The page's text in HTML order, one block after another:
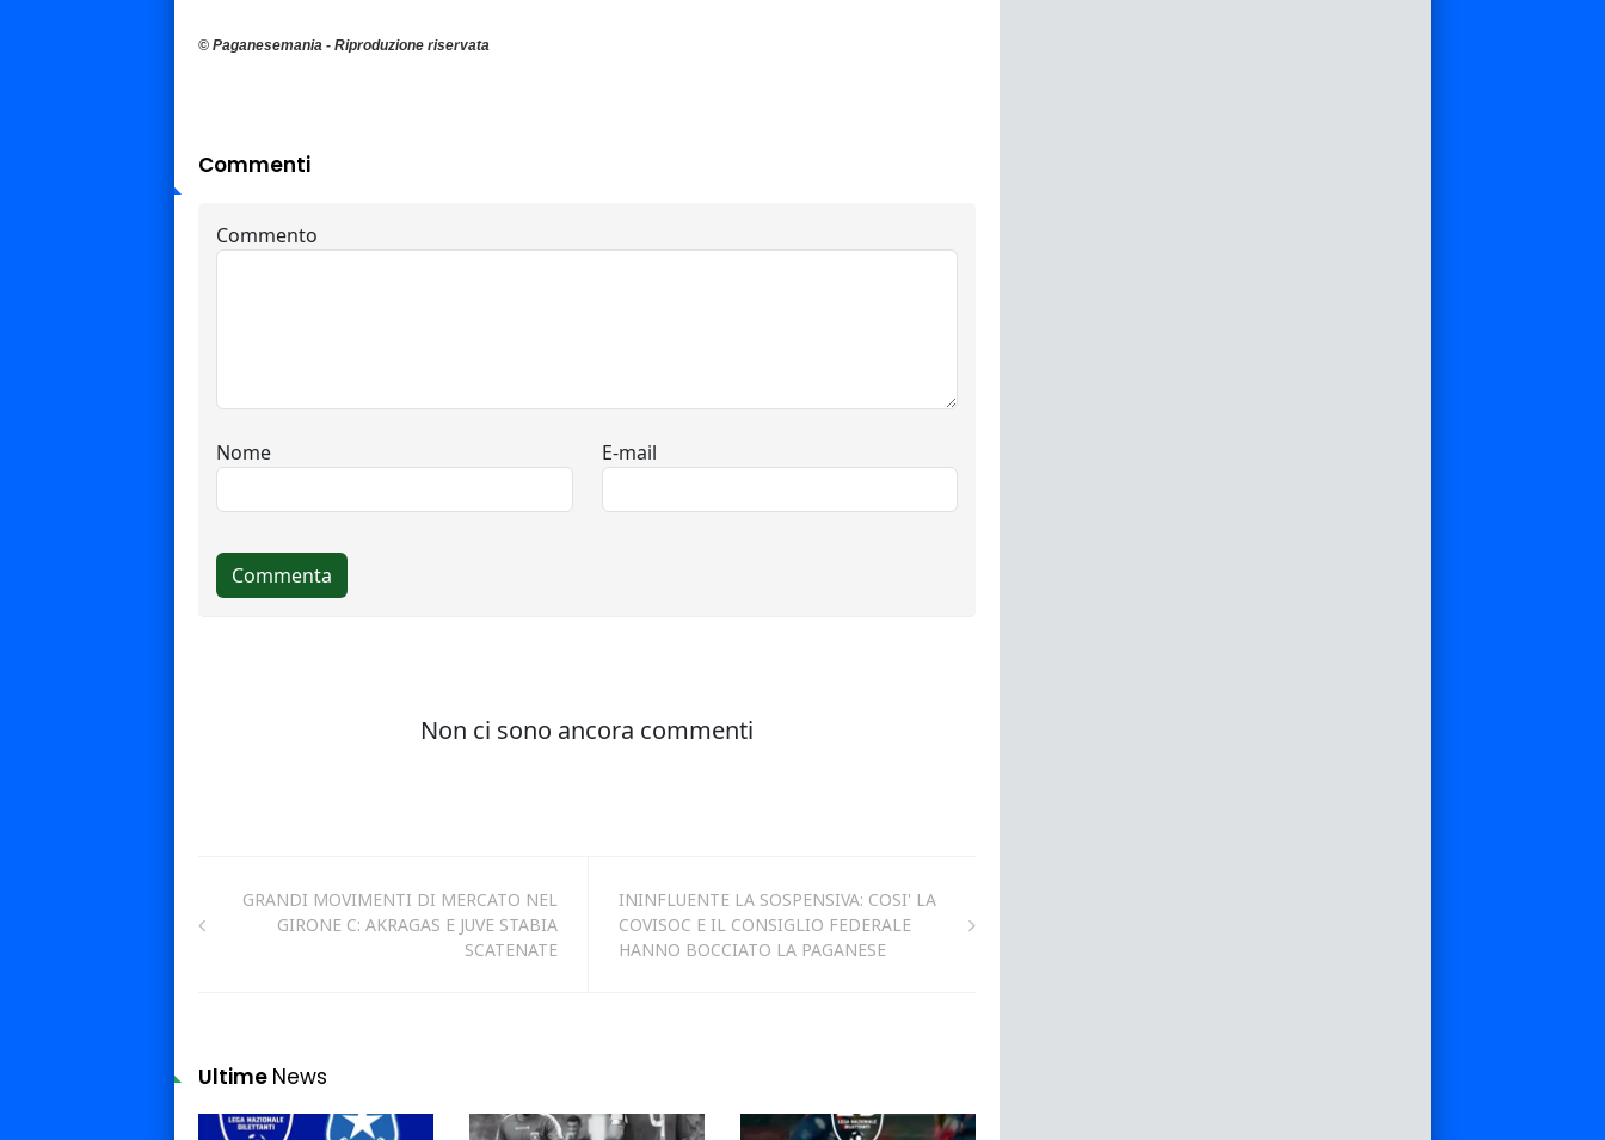
© Paganesemania - Riproduzione riservata
Commenti
GRANDI MOVIMENTI DI MERCATO NEL
GIRONE C: AKRAGAS E JUVE STABIA
SCATENATE
ININFLUENTE LA SOSPENSIVA: COSI' LA
COVISOC E IL CONSIGLIO FEDERALE
HANNO BOCCIATO LA PAGANESE
Ultime News